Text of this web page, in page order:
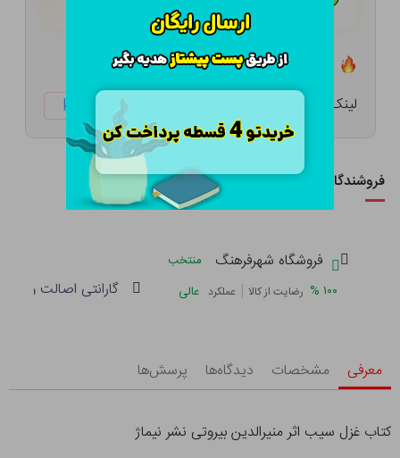
لینک کوتاه: ketabtala.com/sbp-25540
فروشندگان این کالا
فروشگاه شهرفرهنگ
منتخب
۱۰۰ % رضایت از کالا | عملکرد عالی گارانتی اصالت و
معرفی مشخصات دیدگاه‌ها پرسش‌ها
کتاب غزل سیب اثر منیرالدین بیروتی نشر نیماژ